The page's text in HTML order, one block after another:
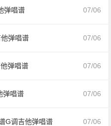
07/06
弹唱谱
07/06
弹唱谱
07/06
弹唱谱
07/06
弹唱谱
07/06
G调吉他弹唱谱